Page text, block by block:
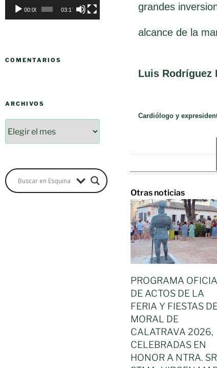
00:00 03:17
COMENTARIOS
ARCHIVOS
grandes
alcance de la
Luis Rodríguez
Cardiólogo y
Otras noticias
PROGRAMA
DE ACTOS DE LA
FERIA Y FIESTAS DE
MORAL DE
CALATRAVA 2026,
CELEBRADAS EN
HONOR A NTRA.